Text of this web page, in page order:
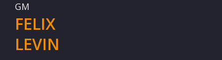
GM
FELIX
LEVIN